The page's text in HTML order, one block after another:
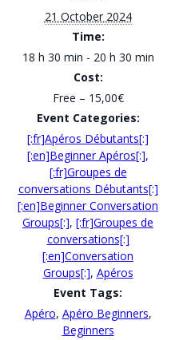
21 October 2024
Time:
18 h 30 min - 20 h 30 min
Cost:
Free – 15,00€
Event Categories:
[:fr]Apéros Débutants[:]
[:en]Beginner Apéros[:],
[:fr]Groupes de
conversations Débutants[:]
[:en]Beginner Conversation
Groups[:], [:fr]Groupes de
conversations[:]
[:en]Conversation
Groups[:], Apéros
Event Tags:
Apéro, Apéro Beginners,
Beginners